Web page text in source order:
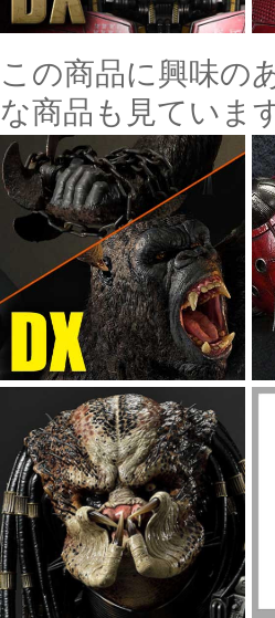
この商品に興味の
な商品も見ていま